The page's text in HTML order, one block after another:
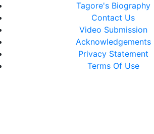
Tagore's Biography
Contact Us
Video Submission
Acknowledgements
Privacy Statement
Terms Of Use